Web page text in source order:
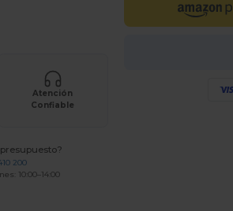
Atención
Confiable
200
10:00–14:00